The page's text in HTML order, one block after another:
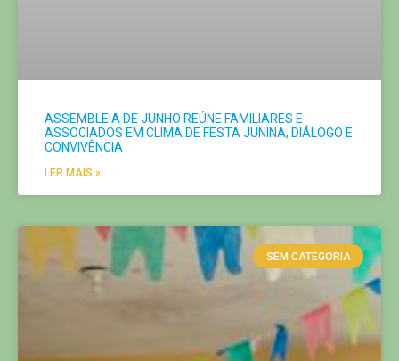
ASSEMBLEIA DE JUNHO REÚNE FAMILIARES E
ASSOCIADOS EM CLIMA DE FESTA JUNINA, DIÁLOGO E
CONVIVÊNCIA
LER MAIS »
SEM CATEGORIA